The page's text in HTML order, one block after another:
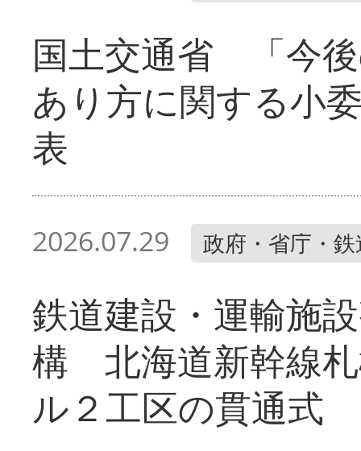
国土交通省 「今
あり方に関する小
表
2026.07.29 政府・省庁・
鉄道建設・運輸施
構 北海道新幹線
ル２工区の貫通式